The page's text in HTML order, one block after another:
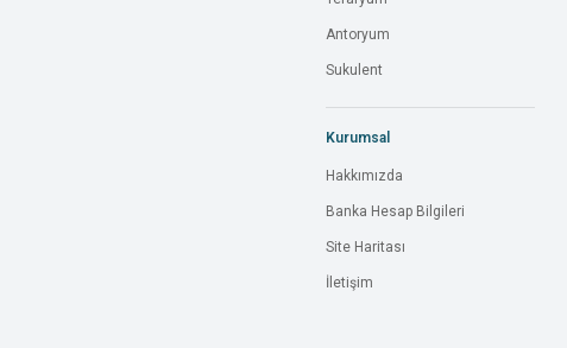
Antoryum
Sukulent
Kurumsal
Hakkımızda
Banka Hesap Bilgileri
Site Haritası
İletişim